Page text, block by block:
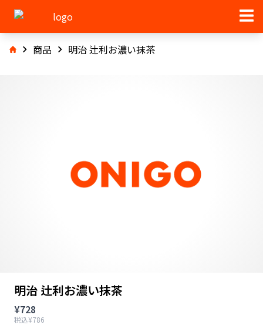
商品 明治 辻利お濃い抹茶
明治 辻利お濃い抹茶
¥728
税込¥786